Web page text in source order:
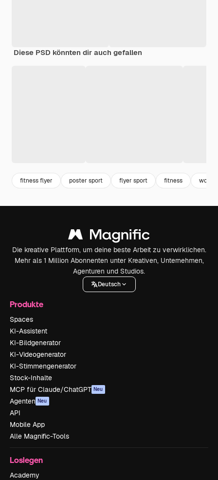
Diese PSD könnten dir auch gefallen
fitness flyer poster sport flyer sport fitness
Die kreative Plattform, um deine beste Arbeit zu verwirklichen.
Mehr als 1 Million Abonnenten unter Kreativen, Unternehmen,
Agenturen und Studios.
Deutsch
Produkte
Spaces
KI-Assistent
KI-Bildgenerator
KI-Videogenerator
KI-Stimmengenerator
Stock-Inhalte
MCP für Claude/ChatGPT Neu
Agenten Neu
API
Mobile App
Alle Magnific-Tools
Loslegen
Academy